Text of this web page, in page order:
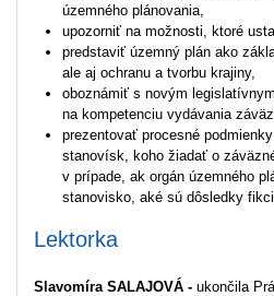
územného plánovania,
upozorniť na možnosti, ktoré
predstaviť územný plán ako
ale aj ochranu a tvorbu krajiny,
oboznámiť s novým
na kompetenciu vydávania
prezentovať procesné
stanovísk, koho žiadať o
v prípade, ak orgán územného
stanovisko, aké sú dôsledky
Lektorka
Slavomíra SALAJOVÁ - ukončila